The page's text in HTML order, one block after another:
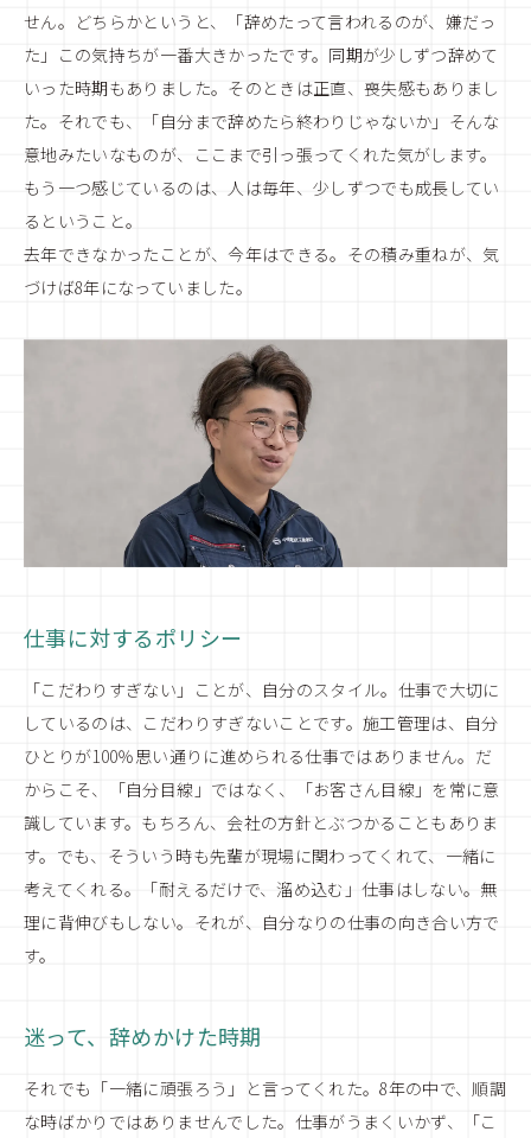
せん。どちらかというと、「辞めたって言われるのが、嫌だっ
た」この気持ちが一番大きかったです。同期が少しずつ辞めて
いった時期もありました。そのときは正直、喪失感もありまし
た。それでも、「自分まで辞めたら終わりじゃないか」そんな
意地みたいなものが、ここまで引っ張ってくれた気がします。
もう一つ感じているのは、人は毎年、少しずつでも成長してい
るということ。
去年できなかったことが、今年はできる。その積み重ねが、気
づけば8年になっていました。
仕事に対するポリシー
「こだわりすぎない」ことが、自分のスタイル。仕事で大切に
しているのは、こだわりすぎないことです。施工管理は、自分
ひとりが100％思い通りに進められる仕事ではありません。だ
からこそ、「自分目線」ではなく、「お客さん目線」を常に意
識しています。もちろん、会社の方針とぶつかることもありま
す。でも、そういう時も先輩が現場に関わってくれて、一緒に
考えてくれる。「耐えるだけで、溜め込む」仕事はしない。無
理に背伸びもしない。それが、自分なりの仕事の向き合い方で
す。
迷って、辞めかけた時期
それでも「一緒に頑張ろう」と言ってくれた。8年の中で、順調
な時ばかりではありませんでした。仕事がうまくいかず、「こ